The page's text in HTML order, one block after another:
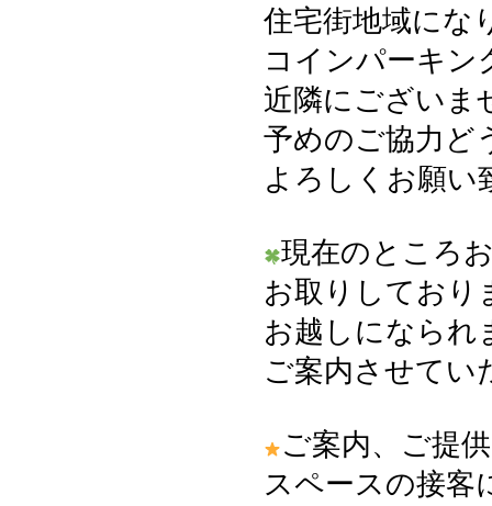
住宅街地域にな
コインパーキン
近隣にございま
予めのご協力ど
よろしくお願い
現在のところ
お取りしており
お越しになられ
ご案内させてい
ご案内、ご提
スペースの接客